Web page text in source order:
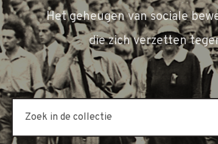
Het geheugen van sociale
die zich verzetten